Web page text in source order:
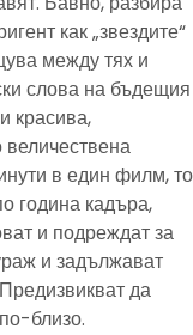
как „звездите“
между тях и
слова на бъдещия
красива,
в един филм, то
година кадъра,
и подреждат за
и задължават
да
близо.